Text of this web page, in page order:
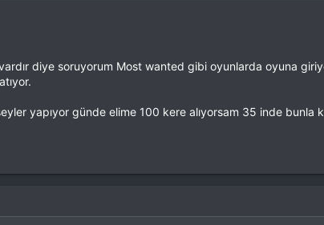
diye soruyorum Most wanted gibi oyunlarda oyuna
yapıyor günde elime 100 kere alıyorsam 35 inde bunla